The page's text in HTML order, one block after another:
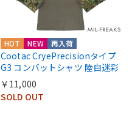
HOT NEW 再入荷
Cootac CryePrecisionタイプ
G3 コンバットシャツ 陸自迷彩
￥11,000
SOLD OUT